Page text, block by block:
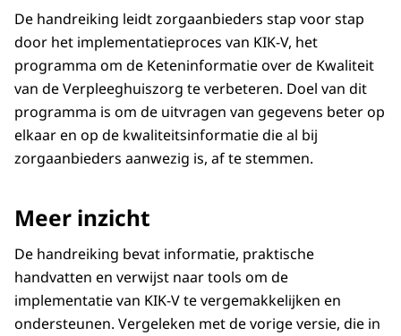
De handreiking leidt zorgaanbieders stap voor stap
door het implementatieproces van KIK-V, het
programma om de Keteninformatie over de Kwaliteit
van de Verpleeghuiszorg te verbeteren. Doel van dit
programma is om de uitvragen van gegevens beter op
elkaar en op de kwaliteitsinformatie die al bij
zorgaanbieders aanwezig is, af te stemmen.
Meer inzicht
De handreiking bevat informatie, praktische
handvatten en verwijst naar tools om de
implementatie van KIK-V te vergemakkelijken en
ondersteunen. Vergeleken met de vorige versie, die in